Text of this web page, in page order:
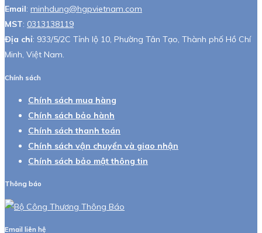
Email: minhdung@hgpvietnam.com
MST: 0313138119
Địa chỉ: 933/5/2C Tỉnh lộ 10, Phường Tân Tạo, Thành phố Hồ Chí
Minh, Việt Nam.
Chính sách
Chính sách mua hàng
Chính sách bảo hành
Chính sách thanh toán
Chính sách vận chuyển và giao nhận
Chính sách bảo mật thông tin
Thông báo
Email liên hệ